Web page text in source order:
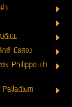
ำ
ด์เนม
กซ์ มือสอง
Philippe ปา
Palladium